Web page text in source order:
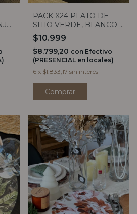
PACK X24 PLATO DE
SITIO VERDE, BLANCO Y
VIOLETA
$10.999
$8.799,20 con Efectivo
(PRESENCIAL en locales)
6 x $1.833,17 sin interés